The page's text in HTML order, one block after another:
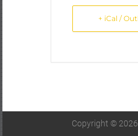
+ iCal /
Copyright © 2026